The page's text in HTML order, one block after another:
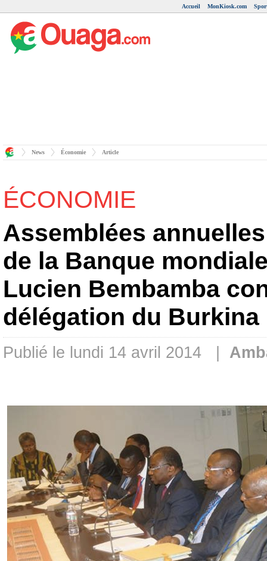
Accueil MonKiosk.com
News Économie Article
ÉCONOMIE
Assemblées
de la Banque
Lucien Bembamba
délégation du Burkina
Publié le lundi 14 avril 2014 |